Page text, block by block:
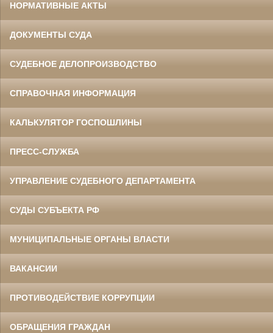
НОРМАТИВНЫЕ АКТЫ
ДОКУМЕНТЫ СУДА
СУДЕБНОЕ ДЕЛОПРОИЗВОДСТВО
СПРАВОЧНАЯ ИНФОРМАЦИЯ
КАЛЬКУЛЯТОР ГОСПОШЛИНЫ
ПРЕСС-СЛУЖБА
УПРАВЛЕНИЕ СУДЕБНОГО ДЕПАРТАМЕНТА
СУДЫ СУБЪЕКТА РФ
МУНИЦИПАЛЬНЫЕ ОРГАНЫ ВЛАСТИ
ВАКАНСИИ
ПРОТИВОДЕЙСТВИЕ КОРРУПЦИИ
ОБРАЩЕНИЯ ГРАЖДАН